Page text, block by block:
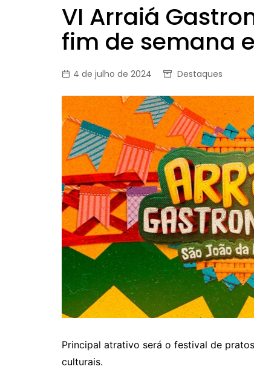
VI Arraiá
fim de semana
4 de julho de 2024 Destaques
Principal atrativo será o festival de
culturais.